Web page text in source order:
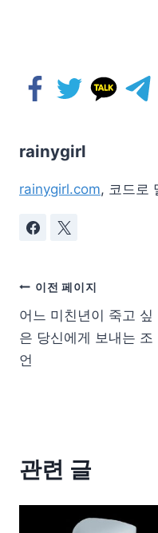
rainygirl
rainygirl.com, 코드로
이전 페이지
어느 미친년이 죽고 싶
은 당신에게 보내는 조
언
관련 글